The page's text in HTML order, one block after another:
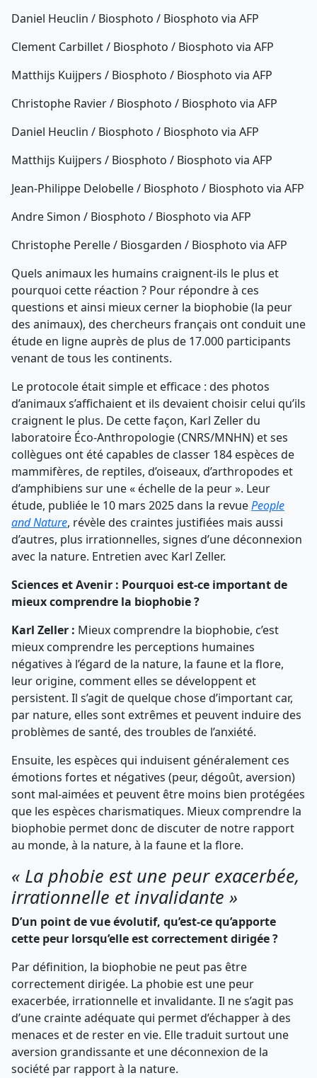
Daniel Heuclin / Biosphoto / Biosphoto via AFP
Clement Carbillet / Biosphoto / Biosphoto via AFP
Matthijs Kuijpers / Biosphoto / Biosphoto via AFP
Christophe Ravier / Biosphoto / Biosphoto via AFP
Daniel Heuclin / Biosphoto / Biosphoto via AFP
Matthijs Kuijpers / Biosphoto / Biosphoto via AFP
Jean-Philippe Delobelle / Biosphoto / Biosphoto via AFP
Andre Simon / Biosphoto / Biosphoto via AFP
Christophe Perelle / Biosgarden / Biosphoto via AFP
Quels animaux les humains craignent-ils le plus et
pourquoi cette réaction ? Pour répondre à ces
questions et ainsi mieux cerner la biophobie (la peur
des animaux), des chercheurs français ont conduit une
étude en ligne auprès de plus de 17.000 participants
venant de tous les continents.
Le protocole était simple et efficace : des photos
d’animaux s’affichaient et ils devaient choisir celui qu’ils
craignent le plus. De cette façon, Karl Zeller du
laboratoire Éco-Anthropologie (CNRS/MNHN) et ses
collègues ont été capables de classer 184 espèces de
mammifères, de reptiles, d’oiseaux, d’arthropodes et
d’amphibiens sur une « échelle de la peur ». Leur
étude, publiée le 10 mars 2025 dans la revuePeople
and Nature, révèle des craintes justifiées mais aussi
d’autres, plus irrationnelles, signes d’une déconnexion
avec la nature. Entretien avec Karl Zeller.
Sciences et Avenir : Pourquoi est-ce important de
mieux comprendre la biophobie ?
Karl Zeller : Mieux comprendre la biophobie, c’est
mieux comprendre les perceptions humaines
négatives à l’égard de la nature, la faune et la flore,
leur origine, comment elles se développent et
persistent. Il s’agit de quelque chose d’important car,
par nature, elles sont extrêmes et peuvent induire des
problèmes de santé, des troubles de l’anxiété.
Ensuite, les espèces qui induisent généralement ces
émotions fortes et négatives (peur, dégoût, aversion)
sont mal-aimées et peuvent être moins bien protégées
que les espèces charismatiques. Mieux comprendre la
biophobie permet donc de discuter de notre rapport
au monde, à la nature, à la faune et la flore.
« La phobie est une peur exacerbée,
irrationnelle et invalidante »
D’un point de vue évolutif, qu’est-ce qu’apporte
cette peur lorsqu’elle est correctement dirigée ?
Par définition, la biophobie ne peut pas être
correctement dirigée. La phobie est une peur
exacerbée, irrationnelle et invalidante. Il ne s’agit pas
d’une crainte adéquate qui permet d’échapper à des
menaces et de rester en vie. Elle traduit surtout une
aversion grandissante et une déconnexion de la
société par rapport à la nature.